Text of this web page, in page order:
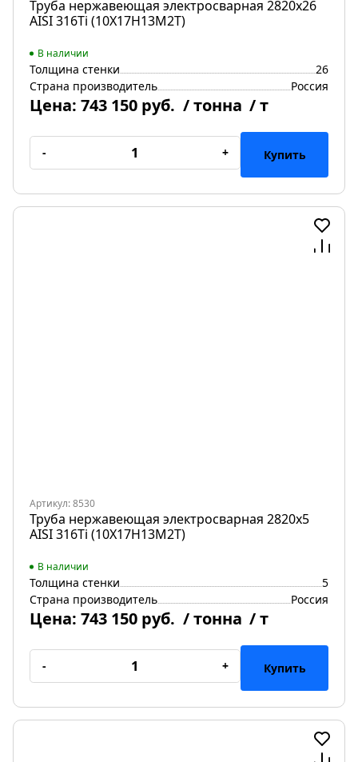
Труба нержавеющая электросварная 2820х26
AISI 316Ti (10Х17Н13М2Т)
В наличии
Толщина стенки
26
Страна производитель
Россия
Цена: 743 150 руб. / тонна / т
- + Купить
Артикул: 8530
Труба нержавеющая электросварная 2820х5
AISI 316Ti (10Х17Н13М2Т)
В наличии
Толщина стенки
5
Страна производитель
Россия
Цена: 743 150 руб. / тонна / т
- + Купить